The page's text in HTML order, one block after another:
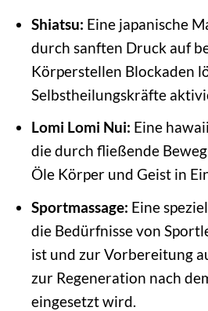
Shiatsu: Eine japanische
durch sanften Druck auf
Körperstellen Blockaden
Selbstheilungskräfte
Lomi Lomi Nui: Eine
die durch fließende
Öle Körper und Geist in
Sportmassage: Eine
die Bedürfnisse von
ist und zur Vorbereitung
zur Regeneration nach
eingesetzt wird.